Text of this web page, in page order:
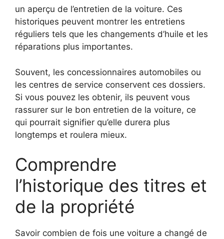
un aperçu de l’entretien de la voiture. Ces
historiques peuvent montrer les entretiens
réguliers tels que les changements d’huile et les
réparations plus importantes.
Souvent, les concessionnaires automobiles ou
les centres de service conservent ces dossiers.
Si vous pouvez les obtenir, ils peuvent vous
rassurer sur le bon entretien de la voiture, ce
qui pourrait signifier qu’elle durera plus
longtemps et roulera mieux.
Comprendre
l’historique des titres et
de la propriété
Savoir combien de fois une voiture a changé de